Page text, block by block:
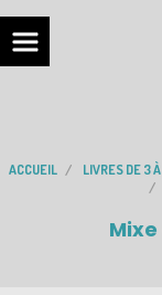
ACCUEIL LIVRES DE 3